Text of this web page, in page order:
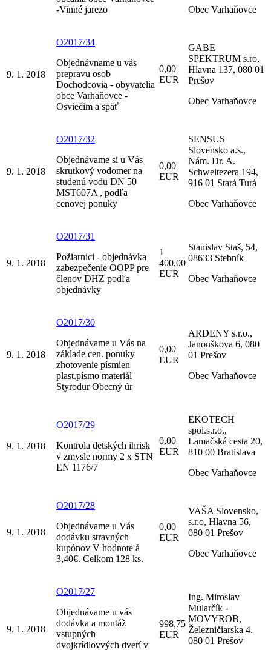
-Vinné jarezo
Obec Varhaňovce
9. 1. 2018
O2017/34
Objednávname u vás
prepravu osob
Dochodcovia - obyvatelia
obce Varhaňovce -
Osviečim a späť
0,00
EUR
GABE
SPEKTRUM s.ro,
Hlavna 137, 080 01
Prešov
Obec Varhaňovce
9. 1. 2018
O2017/32
Objednávame si u Vás
skrutkový vodomer na
studenú vodu DN 50
MST607A , podľa
cenovej ponuky
0,00
EUR
SENSUS
Slovensko a.s.,
Nám. Dr. A.
Schweitezera 194,
916 01 Stará Turá
Obec Varhaňovce
9. 1. 2018
O2017/31
Požiarnici - objednávka
zabezpečenie OOPP pre
členov DHZ podľa
objednávky
1
400,00
EUR
Stanislav Staš, 54,
08633 Stebník
Obec Varhaňovce
9. 1. 2018
O2017/30
Objednávame u Vás na
základe cen. ponuky
zhotovenie písmien
plast.písmo materiál
Styrodur Obecný úr
0,00
EUR
ARDENY s.r.o.,
Janouškova 6, 080
01 Prešov
Obec Varhaňovce
9. 1. 2018
O2017/29
Kontrola detských ihrisk
v zmysle normy 2 x STN
EN 1176/7
0,00
EUR
EKOTECH
spol.s.r.o.,
Lamačská cesta 20,
810 00 Bratislava
Obec Varhaňovce
9. 1. 2018
O2017/28
Objednávame u Vás
dodávku stravných
kupónov V hodnote á
3,40€. Celkom 128 ks.
0,00
EUR
VAŠA Slovensko,
s.r.o, Hlavna 56,
080 01 Prešov
Obec Varhaňovce
9. 1. 2018
O2017/27
Objednávame u vás
dodávka a montáž
vstupných
dvojkrídlovvých dverí v
998,75
EUR
Ing. Miroslav
Mularčík -
MOVYROB,
Železničiarska 4,
080 01 Prešov